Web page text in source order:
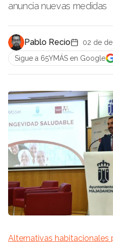
anuncia nuevas medidas
Pablo Recio
02 de
Sigue a 65YMÁS en Google
Alternativas habitacionales